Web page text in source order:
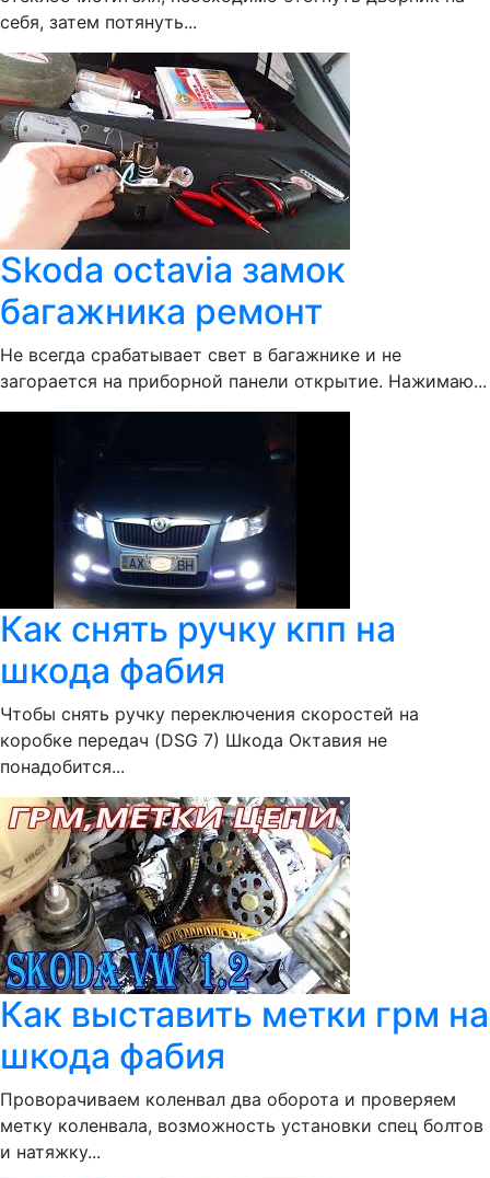
себя, затем потянуть...
Skoda octavia замок
багажника ремонт
Не всегда срабатывает свет в багажнике и не
загорается на приборной панели открытие. Нажимаю...
Как снять ручку кпп на
шкода фабия
Чтобы снять ручку переключения скоростей на
коробке передач (DSG 7) Шкода Октавия не
понадобится...
Как выставить метки грм на
шкода фабия
Проворачиваем коленвал два оборота и проверяем
метку коленвала, возможность установки спец болтов
и натяжку...